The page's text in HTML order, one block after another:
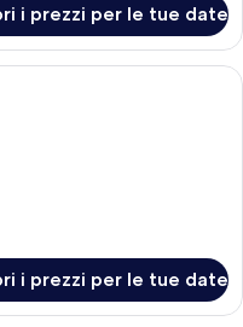
i prezzi per le tue date
in piuma, minibar, una
i prezzi per le tue date